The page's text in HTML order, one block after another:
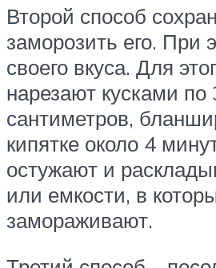
Второй способ
заморозить его. При
своего вкуса. Для
нарезают кусками по
сантиметров,
кипятке около 4
остужают и
или емкости, в
замораживают.